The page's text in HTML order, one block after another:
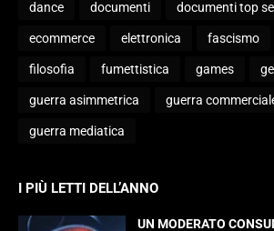
dance documenti documenti top
ecommerce elettronica fascismo
filosofia fumettistica games
guerra asimmetrica guerra
guerra mediatica
I PIÙ LETTI DELL’ANNO
UN MODERATO